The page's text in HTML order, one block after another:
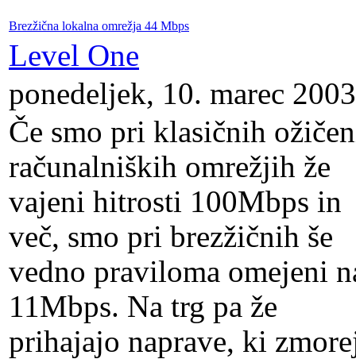
Brezžična lokalna omrežja 44 Mbps
Level One
ponedeljek, 10. marec 2003
Če smo pri klasičnih
računalniških omrežjih že
vajeni hitrosti 100Mbps in
več, smo pri brezžičnih še
vedno praviloma omejeni
11Mbps. Na trg pa že
prihajajo naprave, ki